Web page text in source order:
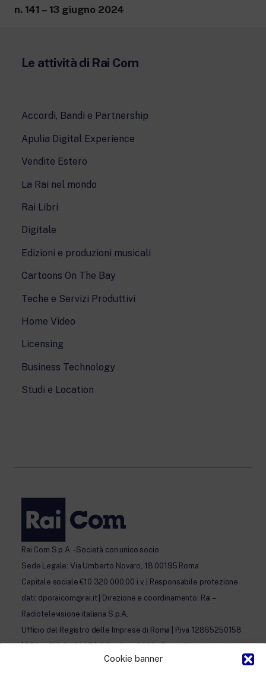
Cookie banner
n. 141 – 13 giugno 2024
Le attività di Rai Com
Accordi, Bandi e Partnership
Apulia Digital Experience
Vendite Estero
La Rai nel mondo
Rai Libri
Digitale
Edizioni e produzioni musicali
Cartoons On The Bay
Teche e Servizi Produttivi
Home Video
Licensing
Business Technology
Studi e Location
Rai Com S.p.A. - Società con unico socio
Sede Legale: Via Umberto Novaro, 18 00195 Roma
Capitale sociale €10.320.000,00 i.v. | Responsabile protezione
dati: dporaicom@rai.it | Direzione e coordinamento: Rai –
Radiotelevisione italiana S.p.A.
Ufficio del Registro delle Imprese di Roma | P.iva 12865250158
| REA n. RM- 949207 | © Rai Com 2026 - Tutti i diritti riservati